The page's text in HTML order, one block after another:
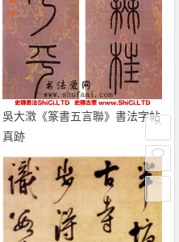
吳大澂《篆書五言聯》書法字帖
真跡